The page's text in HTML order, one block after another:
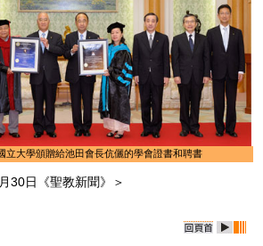
立大學頒贈給池田會長伉儷的學會證書和聘書
30日《聖教新聞》＞